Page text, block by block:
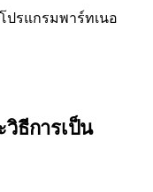
ปรแกรมพาร์ทเนอ
ธีการเป็น